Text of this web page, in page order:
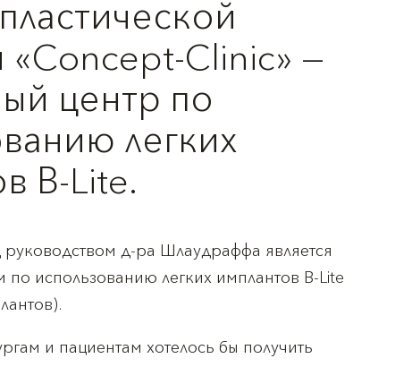
«Concept-Clinic» —
центр по
легких
В-Lite.
д-ра Шлаудраффа является
по использованию легких имплантов В-Lite
и пациентам хотелось бы получить